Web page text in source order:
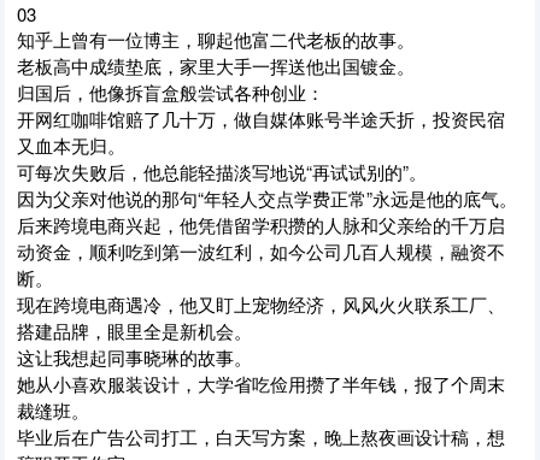
03
知乎上曾有一位博主，聊起他富二代老板的故事。
老板高中成绩垫底，家里大手一挥送他出国镀金。
归国后，他像拆盲盒般尝试各种创业：
开网红咖啡馆赔了几十万，做自媒体账号半途夭折，投资民宿
又血本无归。
可每次失败后，他总能轻描淡写地说“再试试别的”。
因为父亲对他说的那句“年轻人交点学费正常”永远是他的底气。
后来跨境电商兴起，他凭借留学积攒的人脉和父亲给的千万启
动资金，顺利吃到第一波红利，如今公司几百人规模，融资不
断。
现在跨境电商遇冷，他又盯上宠物经济，风风火火联系工厂、
搭建品牌，眼里全是新机会。
这让我想起同事晓琳的故事。
她从小喜欢服装设计，大学省吃俭用攒了半年钱，报了个周末
裁缝班。
毕业后在广告公司打工，白天写方案，晚上熬夜画设计稿，想